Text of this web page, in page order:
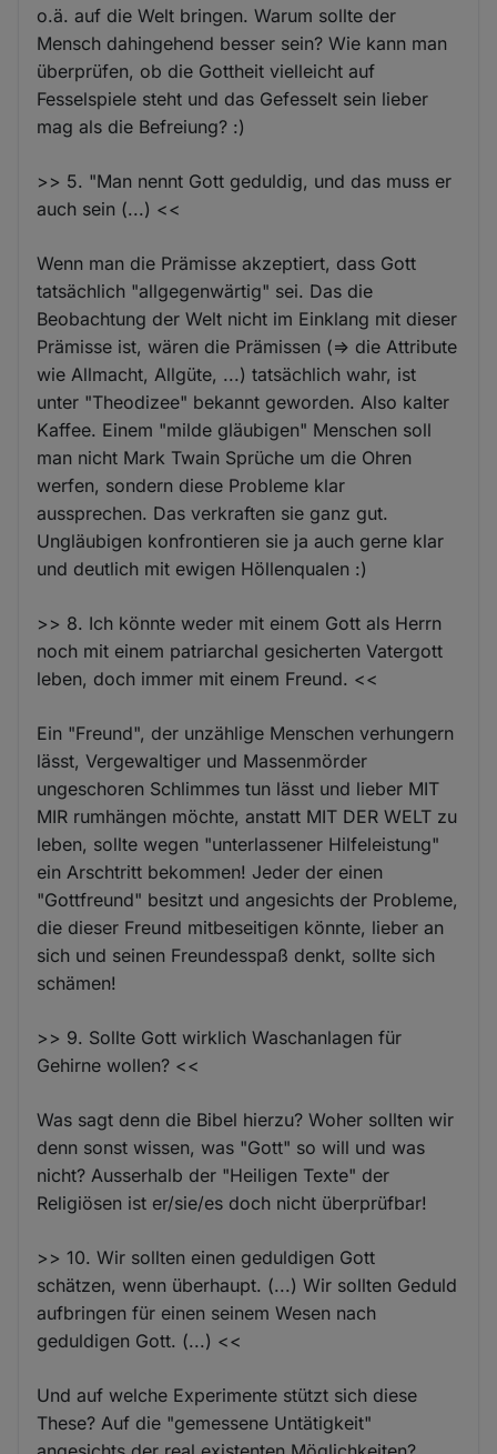
o.ä. auf die Welt bringen. Warum sollte der
Mensch dahingehend besser sein? Wie kann man
überprüfen, ob die Gottheit vielleicht auf
Fesselspiele steht und das Gefesselt sein lieber
mag als die Befreiung? :)
>> 5. "Man nennt Gott geduldig, und das muss er
auch sein (...) <<
Wenn man die Prämisse akzeptiert, dass Gott
tatsächlich "allgegenwärtig" sei. Das die
Beobachtung der Welt nicht im Einklang mit dieser
Prämisse ist, wären die Prämissen (=> die Attribute
wie Allmacht, Allgüte, ...) tatsächlich wahr, ist
unter "Theodizee" bekannt geworden. Also kalter
Kaffee. Einem "milde gläubigen" Menschen soll
man nicht Mark Twain Sprüche um die Ohren
werfen, sondern diese Probleme klar
aussprechen. Das verkraften sie ganz gut.
Ungläubigen konfrontieren sie ja auch gerne klar
und deutlich mit ewigen Höllenqualen :)
>> 8. Ich könnte weder mit einem Gott als Herrn
noch mit einem patriarchal gesicherten Vatergott
leben, doch immer mit einem Freund. <<
Ein "Freund", der unzählige Menschen verhungern
lässt, Vergewaltiger und Massenmörder
ungeschoren Schlimmes tun lässt und lieber MIT
MIR rumhängen möchte, anstatt MIT DER WELT zu
leben, sollte wegen "unterlassener Hilfeleistung"
ein Arschtritt bekommen! Jeder der einen
"Gottfreund" besitzt und angesichts der Probleme,
die dieser Freund mitbeseitigen könnte, lieber an
sich und seinen Freundesspaß denkt, sollte sich
schämen!
>> 9. Sollte Gott wirklich Waschanlagen für
Gehirne wollen? <<
Was sagt denn die Bibel hierzu? Woher sollten wir
denn sonst wissen, was "Gott" so will und was
nicht? Ausserhalb der "Heiligen Texte" der
Religiösen ist er/sie/es doch nicht überprüfbar!
>> 10. Wir sollten einen geduldigen Gott
schätzen, wenn überhaupt. (...) Wir sollten Geduld
aufbringen für einen seinem Wesen nach
geduldigen Gott. (...) <<
Und auf welche Experimente stützt sich diese
These? Auf die "gemessene Untätigkeit"